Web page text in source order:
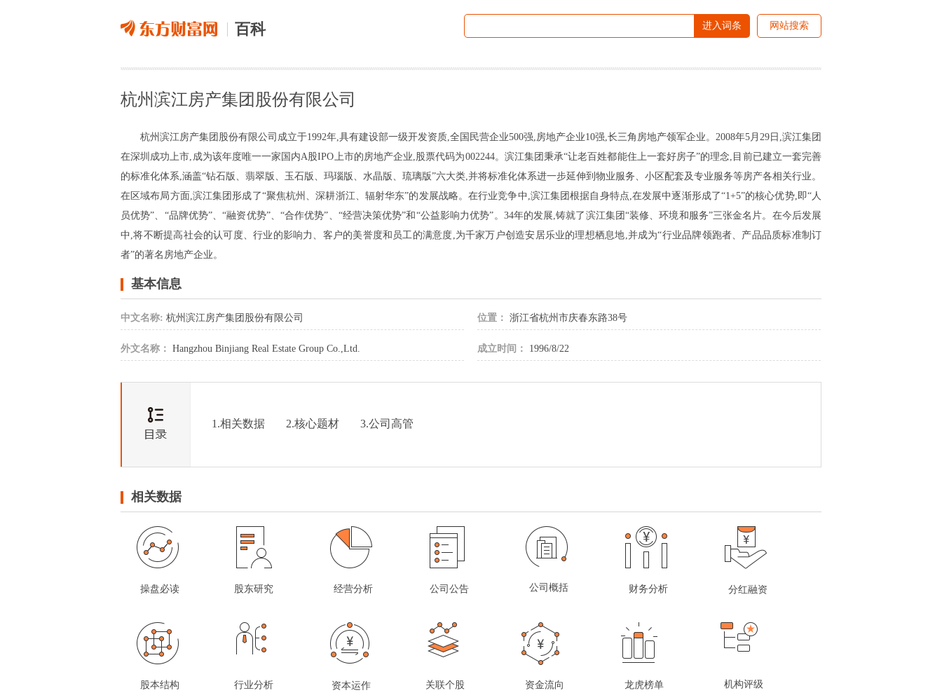
百科 进入词条 网站搜索
杭州滨江房产集团股份有限公司
杭州滨江房产集团股份有限公司成立于1992年,具有建设部一级开发资质,全国民营企业500强,房地产企业10强,长三角房地产领军企业。2008年5月29日,滨江集团
在深圳成功上市,成为该年度唯一一家国内A股IPO上市的房地产企业,股票代码为002244。滨江集团秉承“让老百姓都能住上一套好房子”的理念,目前已建立一套完善
的标准化体系,涵盖“钻石版、翡翠版、玉石版、玛瑙版、水晶版、琉璃版”六大类,并将标准化体系进一步延伸到物业服务、小区配套及专业服务等房产各相关行业。
在区域布局方面,滨江集团形成了“聚焦杭州、深耕浙江、辐射华东”的发展战略。在行业竞争中,滨江集团根据自身特点,在发展中逐渐形成了“1+5”的核心优势,即“人
员优势”、“品牌优势”、“融资优势”、“合作优势”、“经营决策优势”和“公益影响力优势”。34年的发展,铸就了滨江集团“装修、环境和服务”三张金名片。在今后发展
中,将不断提高社会的认可度、行业的影响力、客户的美誉度和员工的满意度,为千家万户创造安居乐业的理想栖息地,并成为“行业品牌领跑者、产品品质标准制订
者”的著名房地产企业。
基本信息
中文名称: 杭州滨江房产集团股份有限公司 位置： 浙江省杭州市庆春东路38号
外文名称： Hangzhou Binjiang Real Estate Group Co.,Ltd. 成立时间： 1996/8/22
1.相关数据 2.核心题材 3.公司高管
相关数据
操盘必读 股东研究 经营分析 公司公告 公司概括 财务分析 分红融资
股本结构 行业分析 资本运作 关联个股 资金流向 龙虎榜单 机构评级